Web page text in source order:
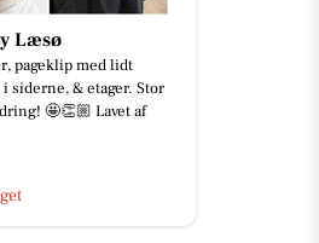
Viborg Gulvforum
Tilbage fra ferien ! 💪 Og I skal da
ikke snydes for et lille indblik i,
hvordan ugen er startet. Her er vi i
Åbn opslaget